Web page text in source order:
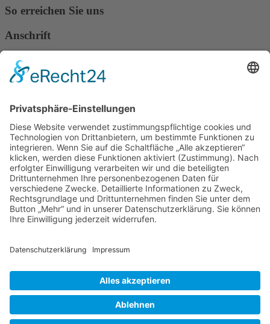
So erreichen Sie uns
Anschrift
Verband Deutscher Tierheilpraktiker e.V.
Verbandsverwaltung
Am Rosenbraken 12
E-Mail
Diese E-Mail-Adresse ist vor Spambots geschützt! Zur Anzeige
muss JavaScript eingeschaltet sein!
Diese E-Mail-Adresse ist vor Spambots geschützt! Zur Anzeige
muss JavaScript eingeschaltet sein!
Telefon Service-Team
Tel: 0261-1349 5200
Tel: 0172-546 19 20
Datenschutzerklärung
Der Gesundheitsverband für Tiertherapeuten